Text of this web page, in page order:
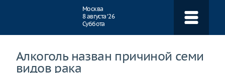
Москва
8 августа ‘26
Суббота
Алкоголь назван причиной семи
видов рака